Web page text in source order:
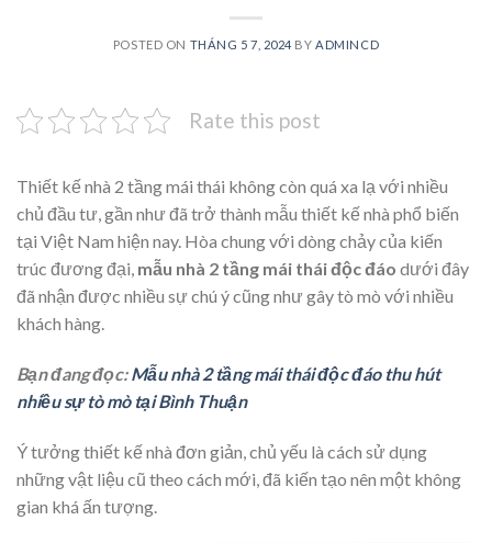
POSTED ON THÁNG 5 7, 2024 BYADMINCD
Rate this post
Thiết kế nhà 2 tầng mái thái không còn quá xa lạ với nhiều
chủ đầu tư, gần như đã trở thành mẫu thiết kế nhà phổ biến
tại Việt Nam hiện nay. Hòa chung với dòng chảy của kiến
trúc đương đại, mẫu nhà 2 tầng mái thái độc đáo dưới đây
đã nhận được nhiều sự chú ý cũng như gây tò mò với nhiều
khách hàng.
Bạn đang đọc:Mẫu nhà 2 tầng mái thái độc đáo thu hút
nhiều sự tò mò tại Bình Thuận
Ý tưởng thiết kế nhà đơn giản, chủ yếu là cách sử dụng
những vật liệu cũ theo cách mới, đã kiến tạo nên một không
gian khá ấn tượng.